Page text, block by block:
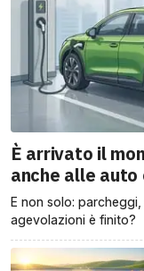
È arrivato il
anche alle
E non solo:
agevolazioni è finito?